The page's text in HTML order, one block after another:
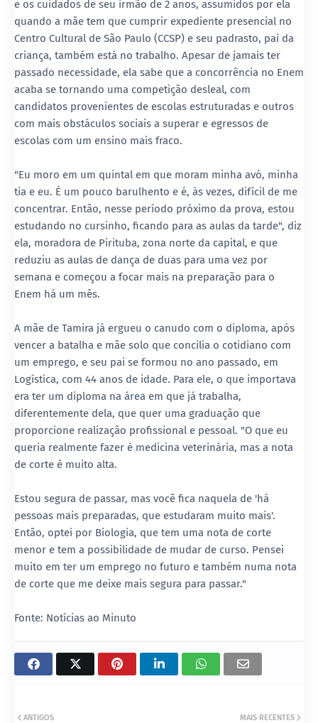
e os cuidados de seu irmão de 2 anos, assumidos por ela
quando a mãe tem que cumprir expediente presencial no
Centro Cultural de São Paulo (CCSP) e seu padrasto, pai da
criança, também está no trabalho. Apesar de jamais ter
passado necessidade, ela sabe que a concorrência no Enem
acaba se tornando uma competição desleal, com
candidatos provenientes de escolas estruturadas e outros
com mais obstáculos sociais a superar e egressos de
escolas com um ensino mais fraco.
"Eu moro em um quintal em que moram minha avó, minha
tia e eu. É um pouco barulhento e é, às vezes, difícil de me
concentrar. Então, nesse período próximo da prova, estou
estudando no cursinho, ficando para as aulas da tarde", diz
ela, moradora de Pirituba, zona norte da capital, e que
reduziu as aulas de dança de duas para uma vez por
semana e começou a focar mais na preparação para o
Enem há um mês.
A mãe de Tamira já ergueu o canudo com o diploma, após
vencer a batalha e mãe solo que concilia o cotidiano com
um emprego, e seu pai se formou no ano passado, em
Logística, com 44 anos de idade. Para ele, o que importava
era ter um diploma na área em que já trabalha,
diferentemente dela, que quer uma graduação que
proporcione realização profissional e pessoal. "O que eu
queria realmente fazer é medicina veterinária, mas a nota
de corte é muito alta.
Estou segura de passar, mas você fica naquela de 'há
pessoas mais preparadas, que estudaram muito mais'.
Então, optei por Biologia, que tem uma nota de corte
menor e tem a possibilidade de mudar de curso. Pensei
muito em ter um emprego no futuro e também numa nota
de corte que me deixe mais segura para passar."
Fonte: Notícias ao Minuto
MAIS RECENTES
ANTIGOS